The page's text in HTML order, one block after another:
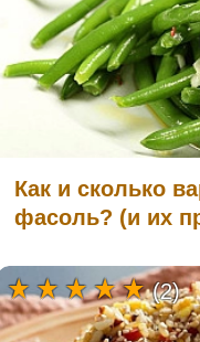
Как и сколько
фасоль? (и их
(2)